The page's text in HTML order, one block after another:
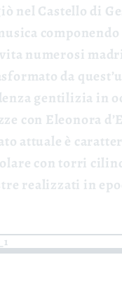
nel Castello di
numerosi
da
gentilizia in
con Eleonora
attuale è
con torri
realizzati in